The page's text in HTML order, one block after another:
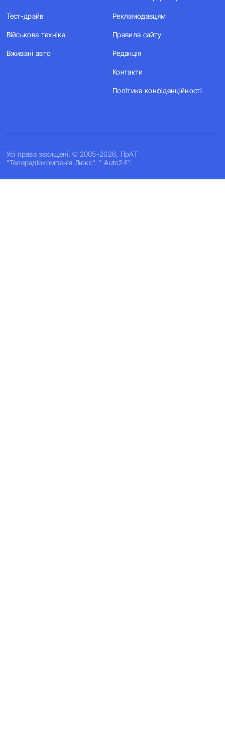
Усi права захищенi. © 2005-2026, ПрАТ
"Телерадіокомпанія Люкс". " Auto24".
Тест-драйв
Військова техніка
Вживані авто
Рекламодавцям
Правила сайту
Редакція
Контакти
Політика конфіденційності